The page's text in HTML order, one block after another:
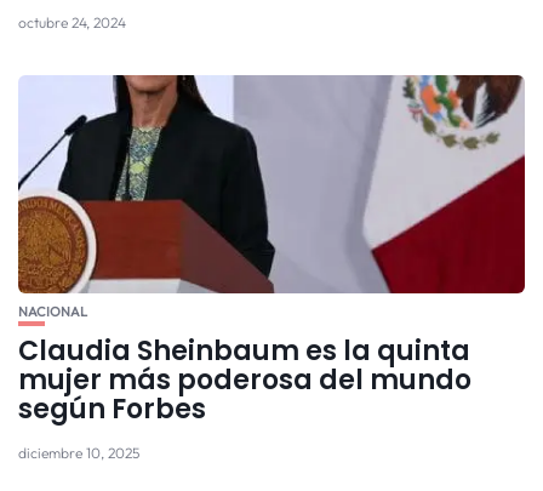
octubre 24, 2024
NACIONAL
Claudia Sheinbaum es la quinta
mujer más poderosa del mundo
según Forbes
diciembre 10, 2025